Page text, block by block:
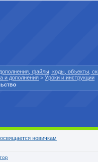
файлы, коды, объекты,
и дополнения > Уроки и инструкции
новичкам